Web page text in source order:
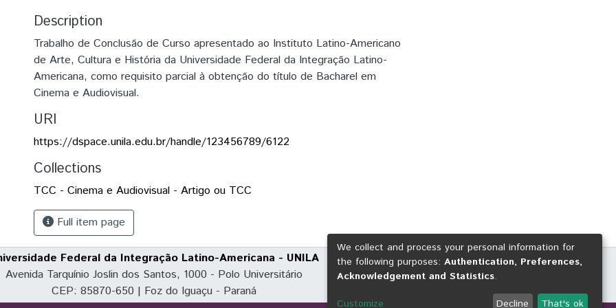
Description
Trabalho de Conclusão de Curso apresentado ao Instituto Latino-Americano
de Arte, Cultura e História da Universidade Federal da Integração Latino-
Americana, como requisito parcial à obtenção do título de Bacharel em
Cinema e Audiovisual.
URI
https://dspace.unila.edu.br/handle/123456789/6122
Collections
TCC - Cinema e Audiovisual - Artigo ou TCC
Full item page
Federal da Integração Latino-Americana - UNILA
Avenida Tarquínio Joslin dos Santos, 1000 - Polo Universitário
CEP: 85870-650 | Foz do Iguaçu - Paraná
We collect and process your personal information for
the following purposes: Authentication, Preferences,
Acknowledgement and Statistics.
Customize Decline That's ok